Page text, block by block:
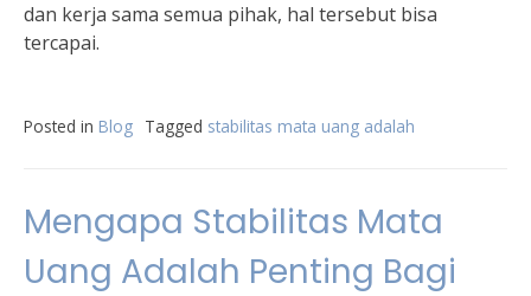
dan kerja sama semua pihak, hal tersebut bisa
tercapai.
Posted in Blog Tagged stabilitas mata uang adalah
Mengapa Stabilitas Mata
Uang Adalah Penting Bagi